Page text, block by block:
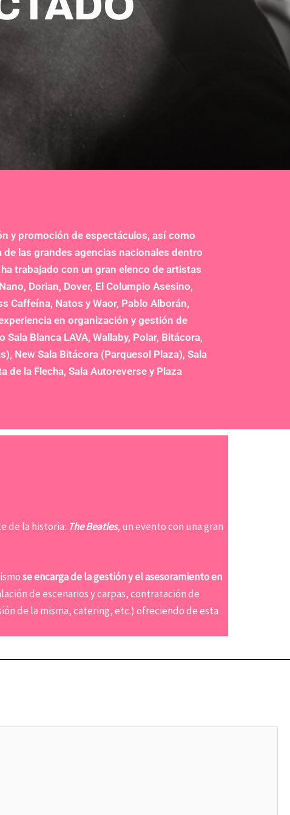
y promoción de espectáculos, así como
las grandes agencias nacionales dentro
trabajado con un gran elenco de artistas
Dorian, Dover, El Columpio Asesino,
Caffeína, Natos y Waor, Pablo Alborán,
en organización y gestión de
Blanca LAVA, Wallaby, Polar, Bitácora,
New Sala Bitácora (Parquesol Plaza), Sala
de la Flecha, Sala Autoreverse y Plaza
de la historia: The Beatles, un evento con una gran
se encarga de la gestión y el asesoramiento en
de escenarios y carpas, contratación de
de la misma, catering, etc.) ofreciendo de esta